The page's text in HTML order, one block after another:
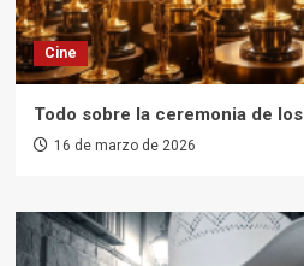
Cine
Todo sobre la ceremonia de
16 de marzo de 2026